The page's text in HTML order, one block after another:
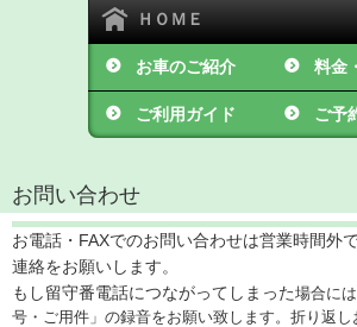
ＨＯＭＥ
お車のご紹介 料金
況
ご利用ガイド ご予
お問い合わせ
お電話・FAXでのお問い合わせは営業時間外
連絡をお願いします。
もし留守番電話につながってしまった場合に
号・ご用件」の録音をお願い致します。折り返し